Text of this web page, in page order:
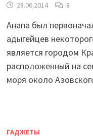
28.06.2014 8
Анапа был
адыгейцев
является городом
расположенный на
моря около
ГАДЖЕТЫ